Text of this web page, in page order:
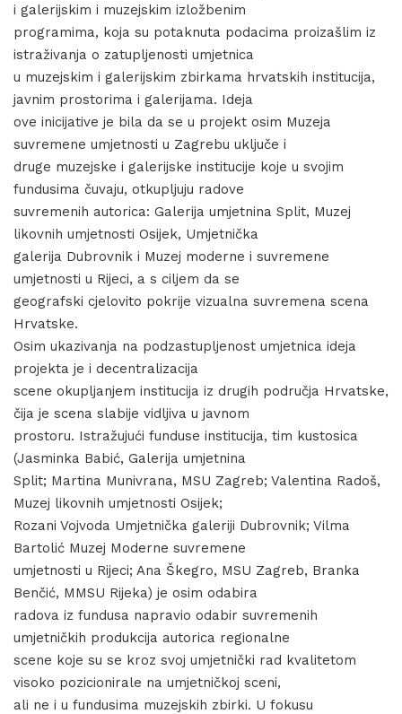
i galerijskim i muzejskim izložbenim
programima, koja su potaknuta podacima proizašlim iz
istraživanja o zatupljenosti umjetnica
u muzejskim i galerijskim zbirkama hrvatskih institucija,
javnim prostorima i galerijama. Ideja
ove inicijative je bila da se u projekt osim Muzeja
suvremene umjetnosti u Zagrebu uključe i
druge muzejske i galerijske institucije koje u svojim
fundusima čuvaju, otkupljuju radove
suvremenih autorica: Galerija umjetnina Split, Muzej
likovnih umjetnosti Osijek, Umjetnička
galerija Dubrovnik i Muzej moderne i suvremene
umjetnosti u Rijeci, a s ciljem da se
geografski cjelovito pokrije vizualna suvremena scena
Hrvatske.
Osim ukazivanja na podzastupljenost umjetnica ideja
projekta je i decentralizacija
scene okupljanjem institucija iz drugih područja Hrvatske,
čija je scena slabije vidljiva u javnom
prostoru. Istražujući funduse institucija, tim kustosica
(Jasminka Babić, Galerija umjetnina
Split; Martina Munivrana, MSU Zagreb; Valentina Radoš,
Muzej likovnih umjetnosti Osijek;
Rozani Vojvoda Umjetnička galeriji Dubrovnik; Vilma
Bartolić Muzej Moderne suvremene
umjetnosti u Rijeci; Ana Škegro, MSU Zagreb, Branka
Benčić, MMSU Rijeka) je osim odabira
radova iz fundusa napravio odabir suvremenih
umjetničkih produkcija autorica regionalne
scene koje su se kroz svoj umjetnički rad kvalitetom
visoko pozicionirale na umjetničkoj sceni,
ali ne i u fundusima muzejskih zbirki. U fokusu